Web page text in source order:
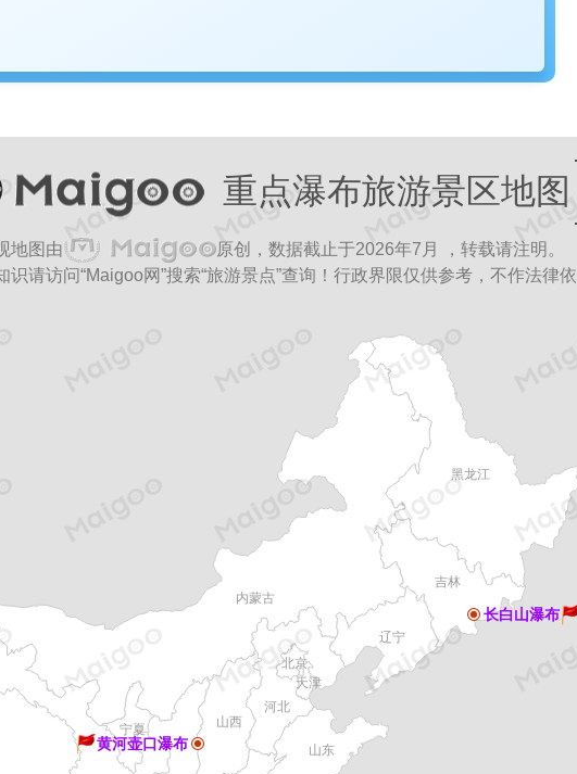
山东
天津
黑龙江
北京
河北
吉林
宁夏
内蒙古
山西
辽宁
重点瀑布旅游景区地图
地图由
原创，数据截止于2026年7月 ，转载请注明。
识请访问“Maigoo网”搜索“旅游景点”查询！行政界限仅供参考，不作法律依
黄河壶口瀑布
长白山瀑布
多层木地板
办公家具
防静电地板
整体家装